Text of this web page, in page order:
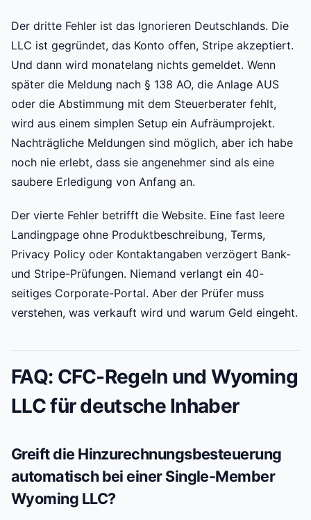
Der dritte Fehler ist das Ignorieren Deutschlands. Die
LLC ist gegründet, das Konto offen, Stripe akzeptiert.
Und dann wird monatelang nichts gemeldet. Wenn
später die Meldung nach § 138 AO, die Anlage AUS
oder die Abstimmung mit dem Steuerberater fehlt,
wird aus einem simplen Setup ein Aufräumprojekt.
Nachträgliche Meldungen sind möglich, aber ich habe
noch nie erlebt, dass sie angenehmer sind als eine
saubere Erledigung von Anfang an.
Der vierte Fehler betrifft die Website. Eine fast leere
Landingpage ohne Produktbeschreibung, Terms,
Privacy Policy oder Kontaktangaben verzögert Bank-
und Stripe-Prüfungen. Niemand verlangt ein 40-
seitiges Corporate-Portal. Aber der Prüfer muss
verstehen, was verkauft wird und warum Geld eingeht.
FAQ: CFC-Regeln und Wyoming
LLC für deutsche Inhaber
Greift die Hinzurechnungsbesteuerung
automatisch bei einer Single-Member
Wyoming LLC?